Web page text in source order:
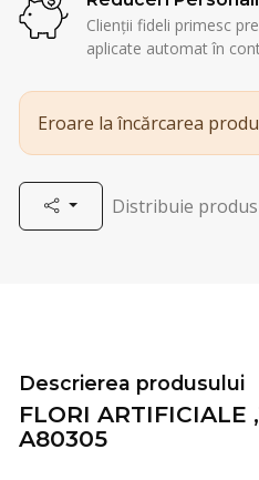
Clienții fideli primesc
aplicate automat în
Eroare la încărcarea
Distribuie
Descrierea produsului
FLORI ARTIFICIALE
A80305